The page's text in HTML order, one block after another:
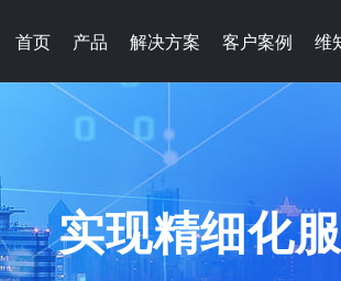
首页 产品 解决方案 客户案例 维
实现精细化